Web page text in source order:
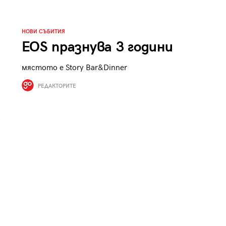
НОВИ СЪБИТИЯ
EOS празнува 3 години
мястото е Story Bar&Dinner
РЕДАКТОРИТЕ